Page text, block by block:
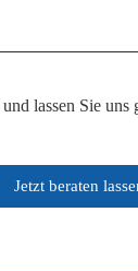
lassen Sie
Jetzt beraten